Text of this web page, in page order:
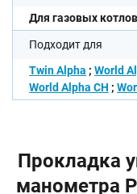
Для газовых котлов
Подходит для
Twin Alpha ; World
World Alpha CH ;
Прокладка
манометра